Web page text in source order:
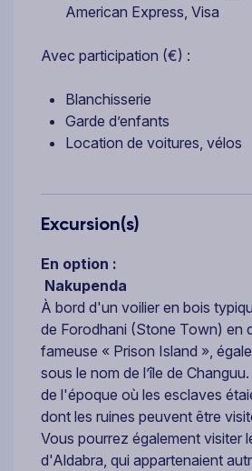
American Express, Visa
Avec participation (€) :
Blanchisserie
Garde d’enfants
Location de voitures, vélos
Excursion(s)
En option :
Nakupenda
À bord d'un voilier en bois
de Forodhani (Stone Town) en
fameuse « Prison Island »,
sous le nom de l’île de
de l'époque où les esclaves
dont les ruines peuvent être
Vous pourrez également visiter
d'Aldabra, qui appartenaient